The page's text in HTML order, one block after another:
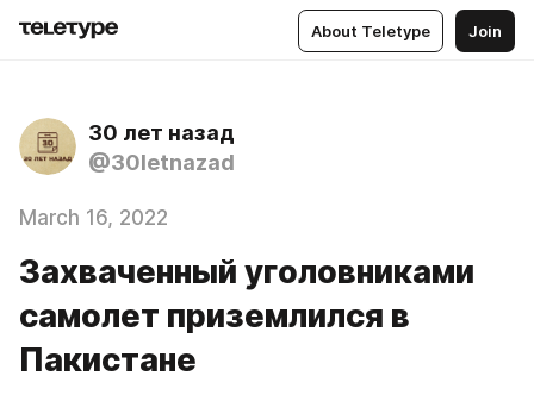
About Teletype Join
30 лет назад
@30letnazad
March 16, 2022
Захваченный уголовниками
самолет приземлился в
Пакистане